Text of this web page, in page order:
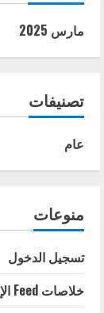
مارس 2025
تصنيفات
عام
منوعات
تسجيل الدخول
خلاصات Feed الإدخالات